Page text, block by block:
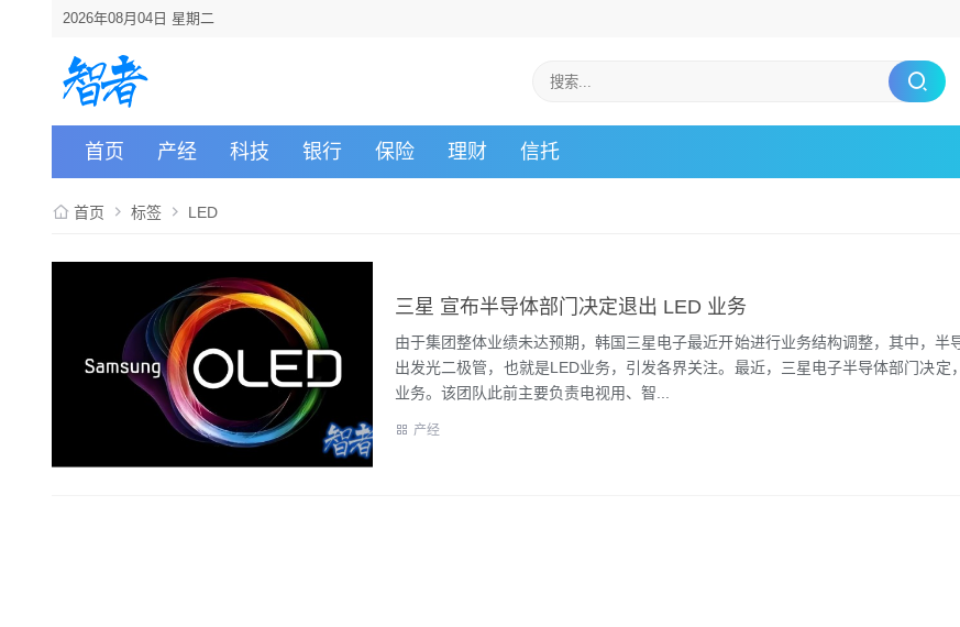
2026年08月04日 星期二
首页 产经 科技 银行 保险 理财 信托
首页 标签 LED
三星 宣布半导体部门决定退出 LED 业务
由于集团整体业绩未达预期，韩国三星电子最近开始进行业务结构调整，其中，半
出发光二极管，也就是LED业务，引发各界关注。最近，三星电子半导体部门决定
业务。该团队此前主要负责电视用、智...
产经